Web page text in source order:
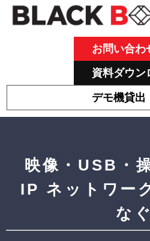
お問い合
資料ダウン
デモ機
Black Box 製品紹
サポート
ブログ
映像・USB・
IP ネットワー
なぐ